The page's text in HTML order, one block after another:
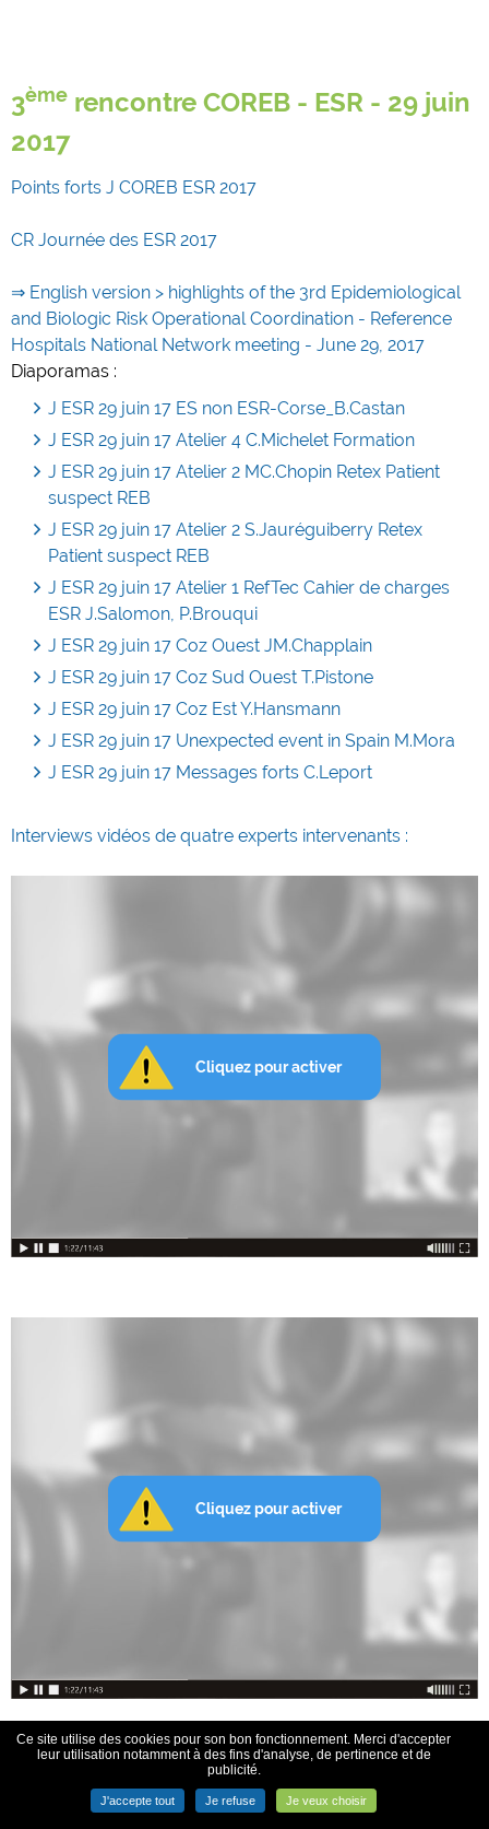
3ème rencontre COREB - ESR - 29 juin
2017
Points forts J COREB ESR 2017
CR Journée des ESR 2017
⇒ English version > highlights of the 3rd Epidemiological
and Biologic Risk Operational Coordination - Reference
Hospitals National Network meeting - June 29, 2017
Diaporamas :
J ESR 29 juin 17 ES non ESR-Corse_B.Castan
J ESR 29 juin 17 Atelier 4 C.Michelet Formation
J ESR 29 juin 17 Atelier 2 MC.Chopin Retex Patient
suspect REB
J ESR 29 juin 17 Atelier 2 S.Jauréguiberry Retex
Patient suspect REB
J ESR 29 juin 17 Atelier 1 RefTec Cahier de charges
ESR J.Salomon, P.Brouqui
J ESR 29 juin 17 Coz Ouest JM.Chapplain
J ESR 29 juin 17 Coz Sud Ouest T.Pistone
J ESR 29 juin 17 Coz Est Y.Hansmann
J ESR 29 juin 17 Unexpected event in Spain M.Mora
J ESR 29 juin 17 Messages forts C.Leport
Interviews vidéos de quatre experts intervenants :
Ce site utilise des cookies pour son bon fonctionnement. Merci d'accepter
leur utilisation notamment à des fins d'analyse, de pertinence et de
publicité.
J'accepte tout Je refuse Je veux choisir